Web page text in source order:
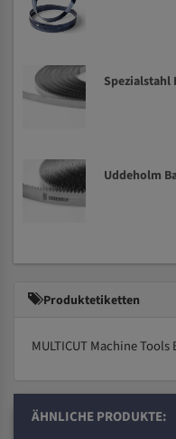
Spezialstahl
Uddeholm
Produktetiketten
MULTICUT Machine Tools
ÄHNLICHE PRODUKTE: